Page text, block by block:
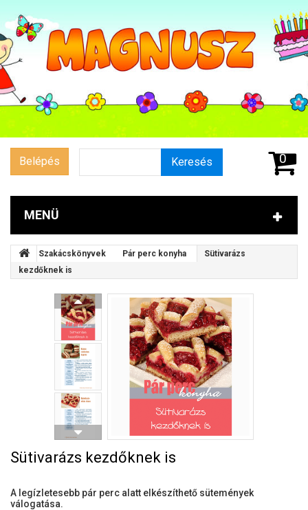
Belépés Keresés 0
MENÜ
Szakácskönyvek Pár perc konyha
Sütivarázs
kezdőknek is
Sütivarázs kezdőknek is
A legízletesebb pár perc alatt elkészíthető sütemények
válogatása.